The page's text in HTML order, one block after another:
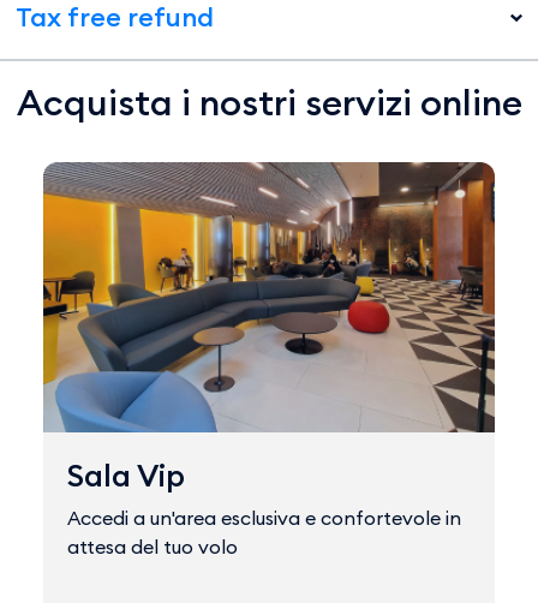
Tax free refund
Acquista i nostri servizi online
Sala Vip
Accedi a un'area esclusiva e confortevole in
attesa del tuo volo